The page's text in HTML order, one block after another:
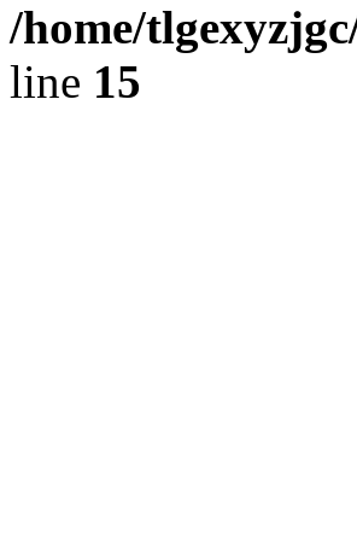
/home/
line 15